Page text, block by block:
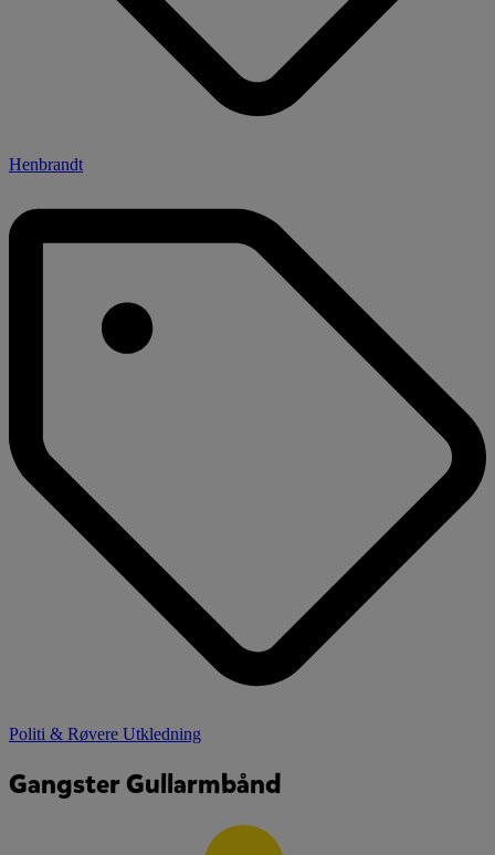
Henbrandt
Politi & Røvere Utkledning
Gangster Gullarmbånd